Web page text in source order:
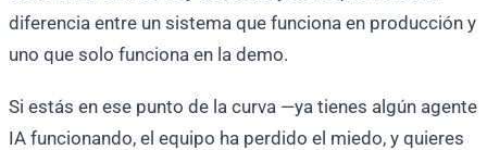
diferencia entre un sistema que funciona en producción y
uno que solo funciona en la demo.
Si estás en ese punto de la curva —ya tienes algún agente
IA funcionando, el equipo ha perdido el miedo, y quieres